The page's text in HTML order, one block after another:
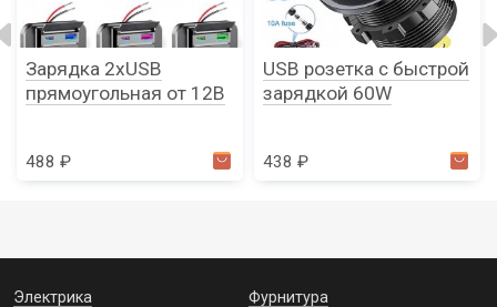
Зарядка 2xUSB
прямоугольная от 12В
488 ₽
USB розетка с быстрой
зарядкой 60W
438 ₽
Электрика Фурнитура